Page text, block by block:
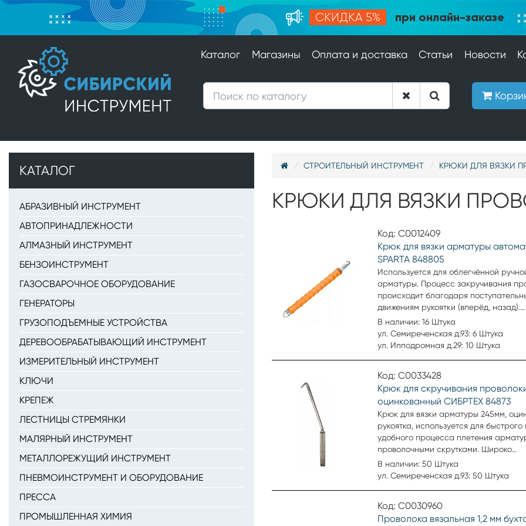
СКИДКА 5% при онлайн-заказе
Каталог Магазины Оплата и доставка Статьи Новости
КАТАЛОГ
АБРАЗИВНЫЙ ИНСТРУМЕНТ
АВТОПРИНАДЛЕЖНОСТИ
АЛМАЗНЫЙ ИНСТРУМЕНТ
БЕНЗОИНСТРУМЕНТ
ГАЗОСВАРОЧНОЕ ОБОРУДОВАНИЕ
ГЕНЕРАТОРЫ
ГРУЗОПОДЪЕМНЫЕ УСТРОЙСТВА
ДЕРЕВООБРАБАТЫВАЮЩИЙ ИНСТРУМЕНТ
ИЗМЕРИТЕЛЬНЫЙ ИНСТРУМЕНТ
КЛЮЧИ
КРЕПЕЖ
ЛЕСТНИЦЫ СТРЕМЯНКИ
МАЛЯРНЫЙ ИНСТРУМЕНТ
МЕТАЛЛОРЕЖУЩИЙ ИНСТРУМЕНТ
ПНЕВМОИНСТРУМЕНТ И ОБОРУДОВАНИЕ
ПРЕССА
ПРОМЫШЛЕННАЯ ХИМИЯ
СТРОИТЕЛЬНЫЙ ИНСТРУМЕНТ КРЮКИ ДЛЯ ВЯЗКИ
КРЮКИ ДЛЯ ВЯЗКИ
Код: С0012409
Крюк для вязки арматуры
SPARTA 848805
Используется для облегчённой
арматуры. Процесс закручивания
происходит благодаря
движениям рукоятки (вперёд, назад).
Инструмент облегчающий процесс
арматуры. Крюк имеет резиновую
рельефной поверхностью - для
3,5 мм. Технические характеристики:
рукояти резина. Масса 0,36 кг.
SPARTA. Артикул 848805.
В наличии: 16 Штука
ул. Семиреченская д.93: 6 Штука
ул. Ипподромная д.29: 10 Штука
Код: С0033428
Крюк для скручивания
оцинкованный СИБРТЕХ 84873
Крюк для вязки арматуры 245мм,
рукоятка, используется для быстрого
удобного процесса плетения
проволочными скрутками. Широко
распространен для использования в
строительства, производства
В наличии: 50 Штука
ул. Семиреченская д.93: 50 Штука
Код: С0030960
Проволока вязальная 1,2 мм